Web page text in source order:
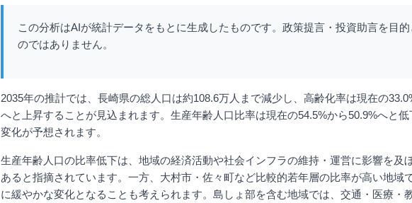
この分析はAIが統計データをもとに生成したものです。政策提言・投資助言を目的
のではありません。
2035年の推計では、長崎県の総人口は約108.6万人まで減少し、高齢化率は現在の
へと上昇することが見込まれます。生産年齢人口比率は現在の54.5%から50.9%へと低
変化が予想されます。
生産年齢人口の比率低下は、地域の経済活動や社会インフラの維持・運営に影響を及
あると指摘されています。一方、大村市・佐々町など比較的若年層の比率が高い地域
に緩やかな変化となることも考えられます。島しょ部を含む地域では、交通・医療・